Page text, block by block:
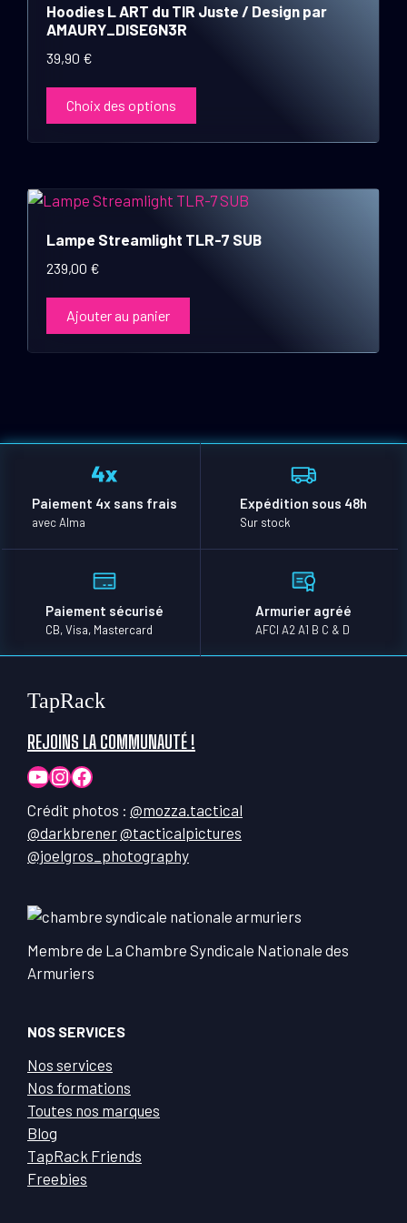
Hoodies L ART du TIR Juste / Design par
AMAURY_DISEGN3R
39,90 €
Choix des options
plusieurs
variations.
Les
options
peuvent
être
la
produit
Lampe Streamlight TLR-7 SUB
239,00 €
Ajouter au panier
Paiement 4x sans frais
avec Alma
Expédition sous 48h
Sur stock
Paiement sécurisé
CB, Visa, Mastercard
Armurier agréé
AFCI A2 A1 B C & D
TapRack
REJOINS LA COMMUNAUTÉ !
YouTube
Instagram
Facebook
Crédit photos : @mozza.tactical
@darkbrener@tacticalpictures
@joelgros_photography
Membre de La Chambre Syndicale Nationale des
Armuriers
NOS SERVICES
Nos services
Nos formations
Toutes nos marques
Blog
TapRack Friends
Freebies